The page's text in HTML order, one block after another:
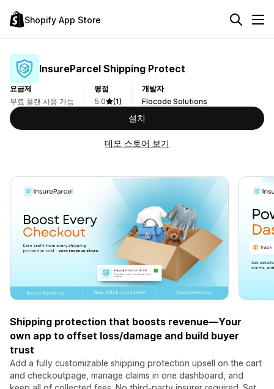
Shopify App Store
InsureParcel Shipping Protect
요금제
무료 플랜 사용 가능
평점
5.0
(1)
개발자
Flocode Solutions
설치
데모 스토어 보기
Shipping protection that boosts revenue—Your
own app to offset loss/damage and build buyer
trust
Add a fully customizable shipping protection upsell on the cart
and checkoutpage, manage claims in one dashboard, and